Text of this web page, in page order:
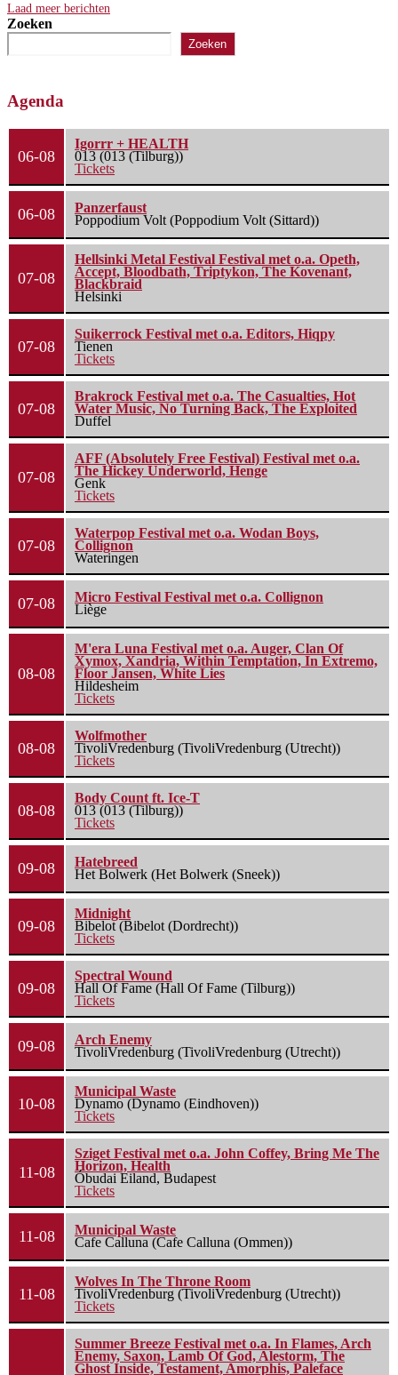
Laad meer berichten
Zoeken
Zoeken
Agenda
06-08
Igorrr + HEALTH
013 (013 (Tilburg))
Tickets
06-08
Panzerfaust
Poppodium Volt (Poppodium Volt (Sittard))
07-08
Hellsinki Metal Festival Festival met o.a. Opeth,
Accept, Bloodbath, Triptykon, The Kovenant,
Blackbraid
Helsinki
07-08
Suikerrock Festival met o.a. Editors, Hiqpy
Tienen
Tickets
07-08
Brakrock Festival met o.a. The Casualties, Hot
Water Music, No Turning Back, The Exploited
Duffel
07-08
AFF (Absolutely Free Festival) Festival met o.a.
The Hickey Underworld, Henge
Genk
Tickets
07-08
Waterpop Festival met o.a. Wodan Boys,
Collignon
Wateringen
07-08
Micro Festival Festival met o.a. Collignon
Liège
08-08
M'era Luna Festival met o.a. Auger, Clan Of
Xymox, Xandria, Within Temptation, In Extremo,
Floor Jansen, White Lies
Hildesheim
Tickets
08-08
Wolfmother
TivoliVredenburg (TivoliVredenburg (Utrecht))
Tickets
08-08
Body Count ft. Ice-T
013 (013 (Tilburg))
Tickets
09-08
Hatebreed
Het Bolwerk (Het Bolwerk (Sneek))
09-08
Midnight
Bibelot (Bibelot (Dordrecht))
Tickets
09-08
Spectral Wound
Hall Of Fame (Hall Of Fame (Tilburg))
Tickets
09-08
Arch Enemy
TivoliVredenburg (TivoliVredenburg (Utrecht))
10-08
Municipal Waste
Dynamo (Dynamo (Eindhoven))
Tickets
11-08
Sziget Festival met o.a. John Coffey, Bring Me The
Horizon, Health
Óbudai Eiland, Budapest
Tickets
11-08
Municipal Waste
Cafe Calluna (Cafe Calluna (Ommen))
11-08
Wolves In The Throne Room
TivoliVredenburg (TivoliVredenburg (Utrecht))
Tickets
Summer Breeze Festival met o.a. In Flames, Arch
Enemy, Saxon, Lamb Of God, Alestorm, The
Ghost Inside, Testament, Amorphis, Paleface